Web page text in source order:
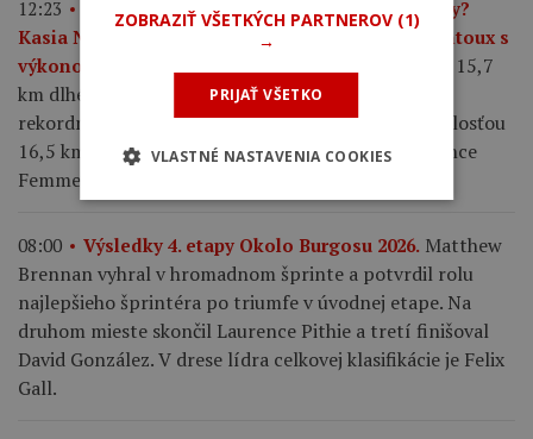
12:23
Najlepší výkon v histórii ženskej cyklistiky?
Kasia Niewiadoma ovládla legendárny Mont Ventoux s
výkonom 5,3 W/kg.
Poľská pretekárka absolvovala 15,7
km dlhé stúpanie s priemerným sklonom 8,8 % v
rekordnom čase 55:22 minúty a s priemernou rýchlosťou
16,5 km/h. Po víťazstve siedmej etapy Tour de France
Femmes sa obliekla do žltého dresu.
08:00 Výsledky 4. etapy Okolo Burgosu 2026. Matthew
Brennan vyhral v hromadnom šprinte a potvrdil rolu
najlepšieho šprintéra po triumfe v úvodnej etape. Na
druhom mieste skončil Laurence Pithie a tretí finišoval
David González. V drese lídra celkovej klasifikácie je Felix
Gall.
ZOBRAZIŤ VŠETKÝCH PARTNEROV (1)
→
PRIJAŤ VŠETKO
VLASTNÉ NASTAVENIA COOKIES